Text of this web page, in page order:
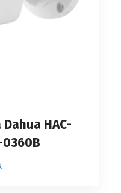
HAC-
0360B